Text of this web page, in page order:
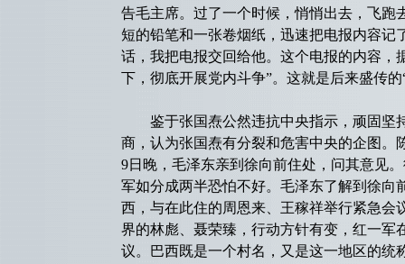
告毛主席。过了一个时候，悄悄出去，飞跑
短的铅笔和一张卷烟纸，迅速把电报内容记
话，我把电报交回给他。这个电报的内容，
下，彻底开展党内斗争”。这就是后来盛传的
鉴于张国焘公然违抗中央指示，顽固坚
商，认为张国焘有分裂和危害中央的企图。
9日晚，毛泽东亲到徐向前住处，问其意见
军如分成两半恐怕不好。毛泽东了解到徐向
西，与在此住的周恩来、王稼祥举行紧急会
界的林彪、聂荣臻，行动方针有变，红一军
议。巴西既是一个村名，又是这一地区的统